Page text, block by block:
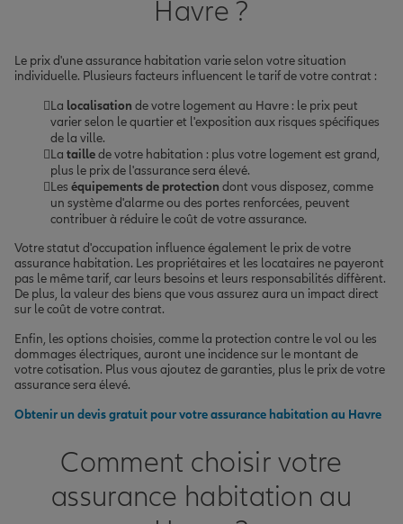
Havre ?
Le prix d'une assurance habitation varie selon votre situation
individuelle. Plusieurs facteurs influencent le tarif de votre contrat :
La localisation de votre logement au Havre : le prix peut
varier selon le quartier et l'exposition aux risques spécifiques
de la ville.
La taillede votre habitation : plus votre logement est grand,
plus le prix de l'assurance sera élevé.
Les équipements de protection dont vous disposez, comme
un système d'alarme ou des portes renforcées, peuvent
contribuer à réduire le coût de votre assurance.
Votre statut d'occupation influence également le prix de votre
assurance habitation. Les propriétaires et les locataires ne payeront
pas le même tarif, car leurs besoins et leurs responsabilités diffèrent.
De plus, la valeur des biens que vous assurez aura un impact direct
sur le coût de votre contrat.
Enfin, les options choisies, comme la protection contre le vol ou les
dommages électriques, auront une incidence sur le montant de
votre cotisation. Plus vous ajoutez de garanties, plus le prix de votre
assurance sera élevé.
Obtenir un devis gratuit pour votre assurance habitation au Havre
Comment choisir votre
assurance habitation au